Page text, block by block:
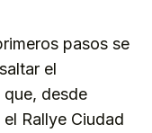
pasos se
el
desde
Rallye Ciudad